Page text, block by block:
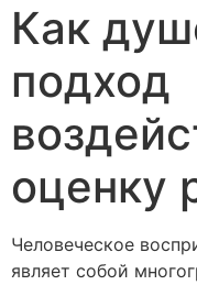
Как
подход
оценку
Человеческое
являет собой